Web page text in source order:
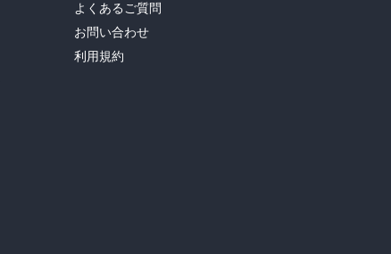
よくあるご質問
お問い合わせ
利用規約